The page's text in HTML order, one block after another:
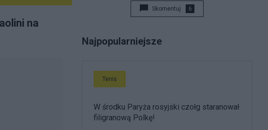
na
Skomentuj 6
Najpopularniejsze
Tenis
W środku Paryża rosyjski czołg staranował
filigranową Polkę!